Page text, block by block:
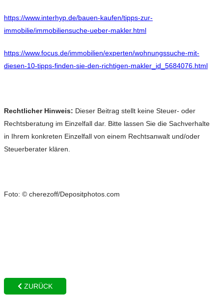
https://www.interhyp.de/bauen-kaufen/tipps-zur-
immobilie/immobiliensuche-ueber-makler.html
https://www.focus.de/immobilien/experten/wohnungssuche-mit-
diesen-10-tipps-finden-sie-den-richtigen-makler_id_5684076.html
Rechtlicher Hinweis: Dieser Beitrag stellt keine Steuer- oder
Rechtsberatung im Einzelfall dar. Bitte lassen Sie die Sachverhalte
in Ihrem konkreten Einzelfall von einem Rechtsanwalt und/oder
Steuerberater klären.
Foto: © cherezoff/Depositphotos.com
ZURÜCK